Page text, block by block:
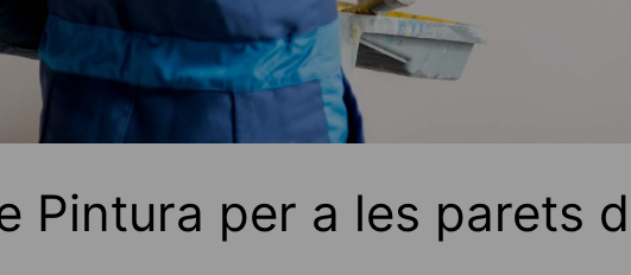
Pintura per a les parets